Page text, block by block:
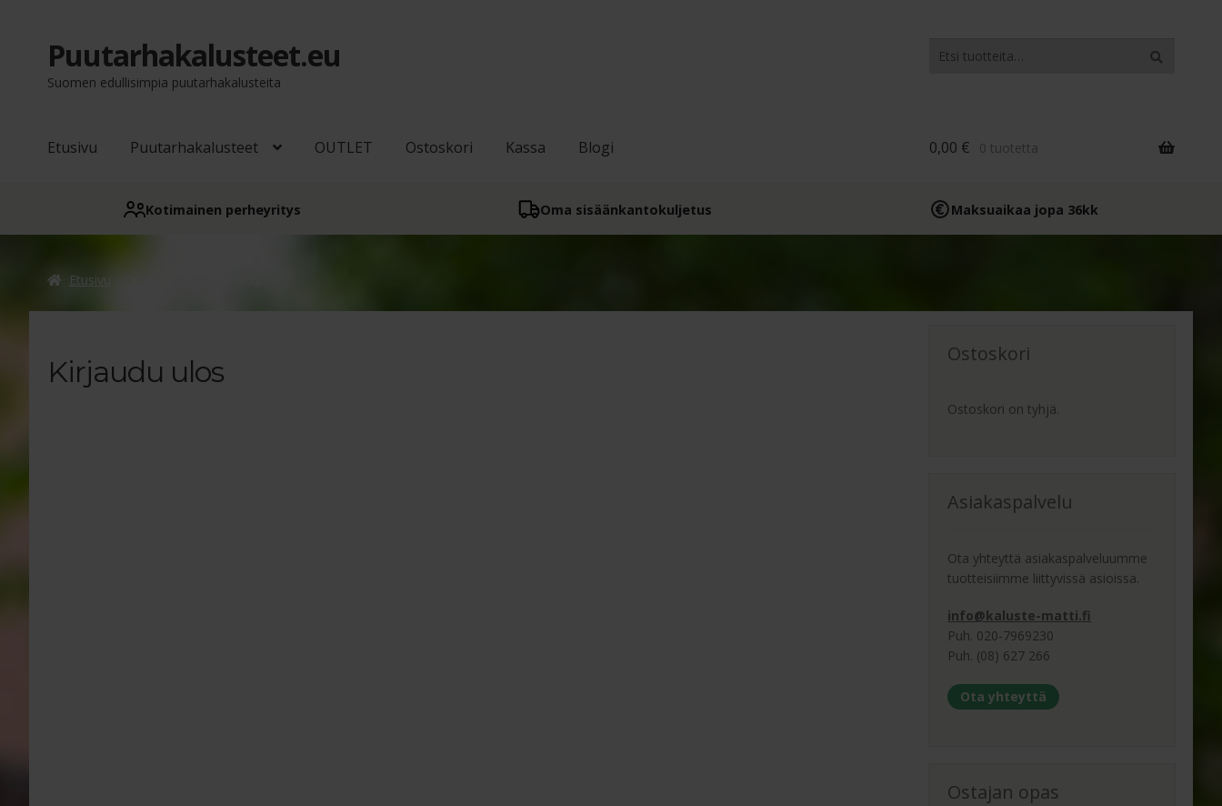
Siirry
navigointiin
Siirry
sisältöön
Puutarhakalusteet.eu
Suomen edullisimpia puutarhakalusteita
Haku
Etusivu Puutarhakalusteet OUTLET Ostoskori Kassa Blogi 0,00 € 0 tuotetta
Kotimainen perheyritys Oma sisään­kantokuljetus Maksuaikaa jopa 36kk
Etusivu
Kirjaudu ulos
Ostoskori
Ostoskori on tyhjä.
Asiakaspalvelu
Ota yhteyttä asiakaspalveluumme
tuotteisiimme liittyvissä asioissa.
info@kaluste-matti.fi
Puh. 020-7969230
Puh. (08) 627 266
Ota yhteyttä
Ostajan opas